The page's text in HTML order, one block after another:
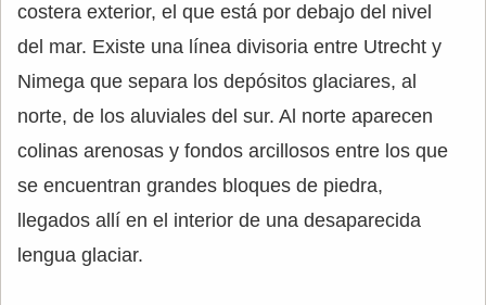
costera exterior, el que está por debajo del nivel
del mar. Existe una línea divisoria entre Utrecht y
Nimega que separa los depósitos glaciares, al
norte, de los aluviales del sur. Al norte aparecen
colinas arenosas y fondos arcillosos entre los que
se encuentran grandes bloques de piedra,
llegados allí en el interior de una desaparecida
lengua glaciar.